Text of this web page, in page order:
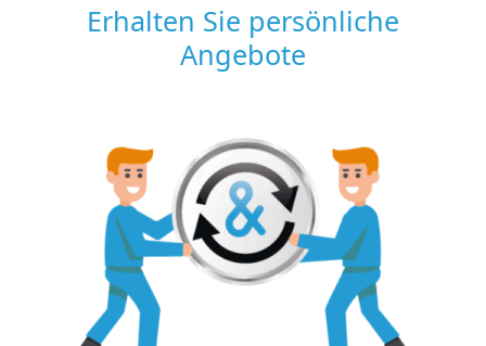
Erhalten Sie persönliche
Angebote